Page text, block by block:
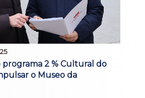
programa 2 % Cultural do
o Museo da